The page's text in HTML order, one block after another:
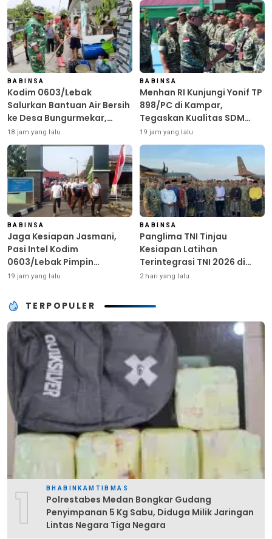
BABINSA
Kodim 0603/Lebak
Salurkan Bantuan Air Bersih
ke Desa Bungurmekar,
Ringankan Beban Warga
Terdampak Kemarau
18 jam yang lalu
BABINSA
Menhan RI Kunjungi Yonif TP
898/PC di Kampar,
Tegaskan Kualitas SDM
Kunci Kekuatan TNI
19 jam yang lalu
BABINSA
Jaga Kesiapan Jasmani,
Pasi Intel Kodim
0603/Lebak Pimpin
Pembinaan Fisik Rutin
19 jam yang lalu
BABINSA
Panglima TNI Tinjau
Kesiapan Latihan
Terintegrasi TNI 2026 di
Dabo Singkep
2 hari yang lalu
TERPOPULER
1 BHABINKAMTIBMAS
Polrestabes Medan Bongkar Gudang
Penyimpanan 5 Kg Sabu, Diduga Milik Jaringan
Lintas Negara Tiga Negara